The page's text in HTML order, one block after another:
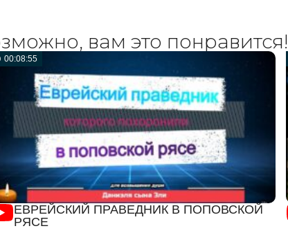
вам это понравится!
00:08:55
ЕВРЕЙСКИЙ ПРАВЕДНИК В ПОПОВСКОЙ
РЯСЕ